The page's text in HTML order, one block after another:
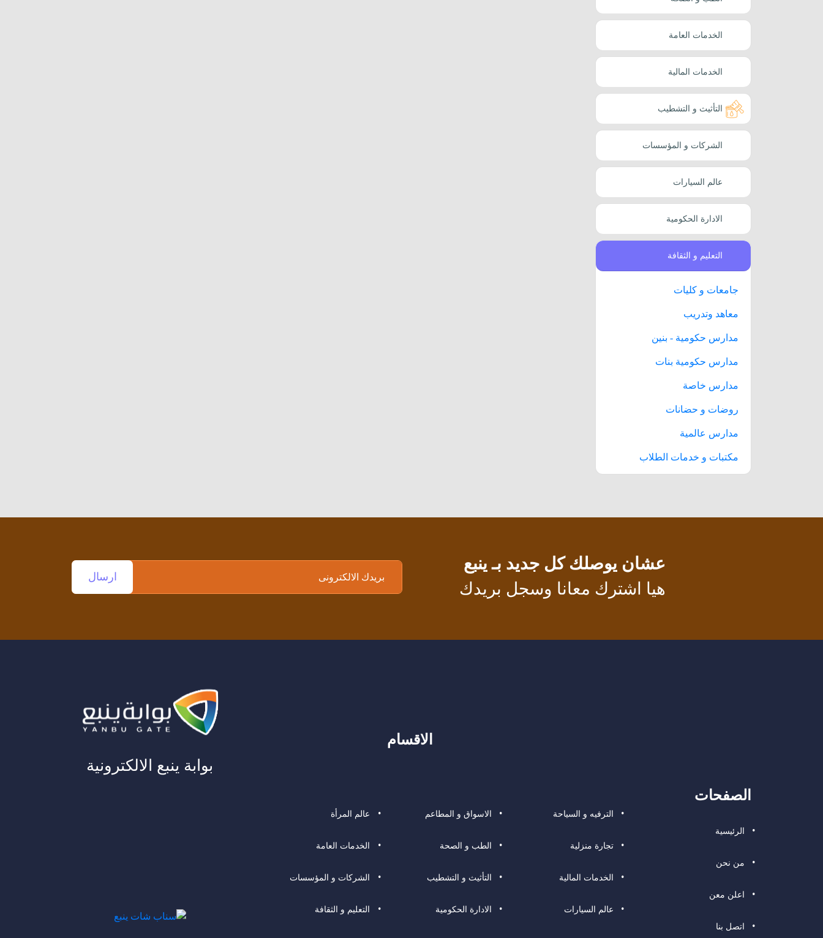
الخدمات العامة
الخدمات المالية
التأثيث و التشطيب
الشركات و المؤسسات
عالم السيارات
الادارة الحكومية
التعليم و الثقافة
جامعات و كليات
معاهد وتدريب
مدارس حكومية - بنين
مدارس حكومية بنات
مدارس خاصة
روضات و حضانات
مدارس عالمية
مكتبات و خدمات الطلاب
عشان يوصلك كل جديد بـ ينبع
هيا اشترك معانا وسجل بريدك
الصفحات
الرئيسية
من نحن
اعلن معن
اتصل بنا
الاقسام
الترفيه و السياحة الاسواق و المطاعم عالم المرأة
تجارة منزلية الطب و الصحة الخدمات العامة
الخدمات المالية التأثيث و التشطيب الشركات و المؤسسات
عالم السيارات الادارة الحكومية التعليم و الثقافة
بوابة ينبع الالكترونية